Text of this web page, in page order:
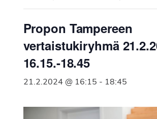
Suomen
Syöpäyhdistyksen
jäsenjärjestö.
Propon Tampereen
vertaistukiryhmä
16.15.-18.45
21.2.2024 @ 16:15 - 18:45